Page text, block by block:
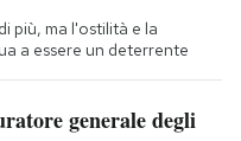
più, ma l'ostilità e la
a essere un deterrente
generale degli